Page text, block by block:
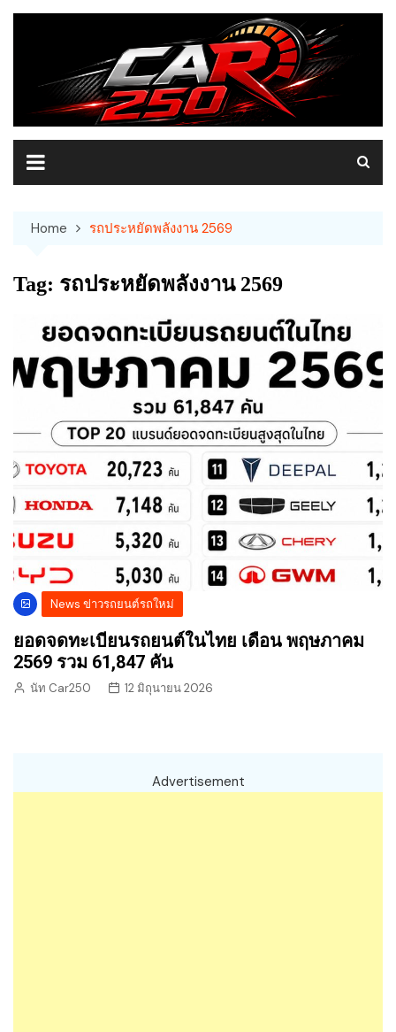
Skip
Home รถประหยัดพลังงาน 2569
Tag: รถประหยัดพลังงาน 2569
News ข่าวรถยนต์รถใหม่
ยอดจดทะเบียนรถยนต์ในไทย เดือน พฤษภาคม
2569 รวม 61,847 คัน
นัท Car250 12 มิถุนายน 2026
Advertisement